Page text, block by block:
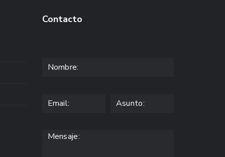
Contacto